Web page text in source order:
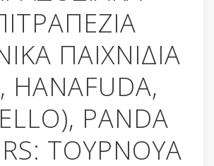
ΠΑΙΧΝΙΔΙΑ
HANAFUDA,
PANDA
ΤΟΥΡΝΟΥΑ